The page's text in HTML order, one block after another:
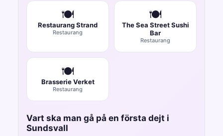
🍽️
Restaurang Strand
Restaurang
🍽️
The Sea Street Sushi
Bar
Restaurang
🍽️
Brasserie Verket
Restaurang
Vart ska man gå på en första dejt i
Sundsvall